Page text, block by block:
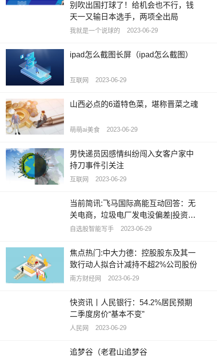
别吹出国打球了！给机会也不行，钱
天一又输日本选手，两项全出局
我就是一个说球的 2023-06-29
ipad怎么截图长屏（ipad怎么截图）
互联网 2023-06-29
山西必点的6道特色菜，堪称晋菜之魂
萌萌ai美食 2023-06-29
男快递员因感情纠纷闯入女客户家中
持刀事件引关注
互联网 2023-06-29
当前简讯:飞马国际高能互动回答：无
关电商，垃圾电厂发电没偏差|投资者
问答精选
自选股智能写手 2023-06-29
焦点热门:中大力德：控股股东及其一
致行动人拟合计减持不超2%公司股份
南方财经网 2023-06-29
快资讯丨人民银行：54.2%居民预期
二季度房价“基本不变”
人民网 2023-06-29
追梦谷（老君山追梦谷